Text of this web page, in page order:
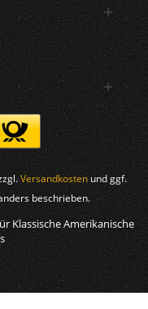
Versandkosten und ggf.
beschrieben.
Klassische Amerikanische